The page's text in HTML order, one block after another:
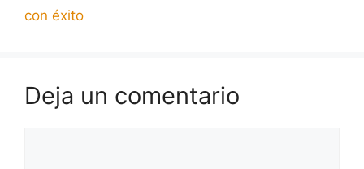
con éxito
Deja un comentario